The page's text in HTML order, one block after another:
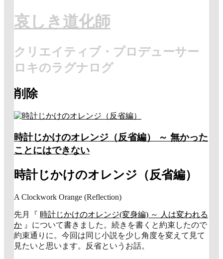
哀しき道化師
クリエイティブ・プロデューサー
ロキのラグナログ
削除
時計じかけのオレンジ（反省編） ～ 無かった
ことにはできない
時計じかけのオレンジ（反省編）
A Clockwork Orange (Reflection)
先月『 時計じかけのオレンジ(変身編) ～ 人は変われる
か 』について書きました。続きを書くと約束したので
約束通りに。今回は同じ小説を少し角度を変えて見て
見たいと思います。反省というお話。